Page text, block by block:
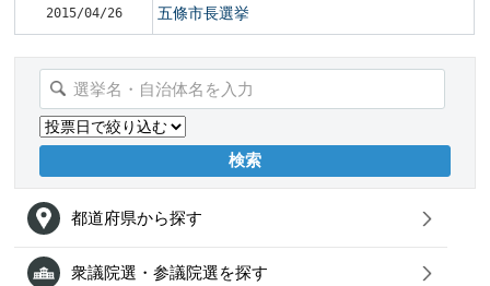
2015/04/26 五條市長選挙
都道府県から探す
衆議院選・参議院選を探す